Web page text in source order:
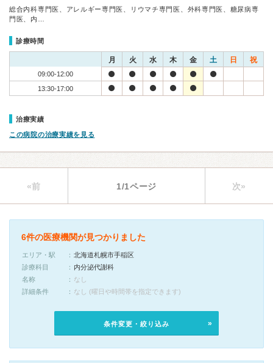
総合内科専門医、アレルギー専門医、リウマチ専門医、外科専門医、糖尿病専
門医、内…
診療時間
月 火 水 木 金 土 日 祝
09:00-12:00
13:30-17:00
治療実績
この病院の治療実績を見る
«前 1/1ページ 次»
6件の医療機関が見つかりました
エリア・駅
北海道札幌市手稲区
診療科目
内分泌代謝科
名称
なし
詳細条件
なし (曜日や時間帯を指定できます)
条件変更・絞り込み